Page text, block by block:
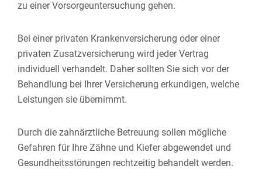
zu einer Vorsorgeuntersuchung gehen.
Bei einer privaten Krankenversicherung oder einer
privaten Zusatzversicherung wird jeder Vertrag
individuell verhandelt. Daher sollten Sie sich vor der
Behandlung bei Ihrer Versicherung erkundigen, welche
Leistungen sie übernimmt.
Durch die zahnärztliche Betreuung sollen mögliche
Gefahren für Ihre Zähne und Kiefer abgewendet und
Gesundheitsstörungen rechtzeitig behandelt werden.